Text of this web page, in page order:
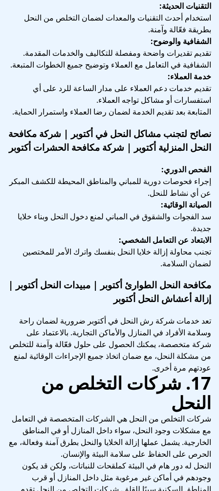
التقنيات الحديثة:
استخدام أحدث التقنيات والمعدات لضمان التخلص من النحل
بطريقة فعّالة وآمنة.
الشفافية والوضوح:
تقديم تقديرات واضحة ومفصلة للتكاليف والخدمات المقدمة.
الشفافية في التعامل مع العملاء وتوضيح جميع الخطوات المتبعة.
خدمة العملاء:
تقديم خدمات دعم العملاء على مدار الساعة للرد على أي
استفسارات أو مشاكل تواجه العملاء.
المتابعة بعد تقديم الخدمة لضمان رضا العملاء واستمرار الحماية.
نصائح لتجنب مشاكل النحل في أكتوبر | شركة مكافحة
النحل المنزلية أكتوبر | شركة مكافحة الحشرات أكتوبر
الفحص الدوري:
إجراء فحوصات دورية للمباني والمناطق المحيطة للكشف المبكر
عن أي نشاط للنحل.
الصيانة الوقائية:
سد الفجوات والشقوق في المباني لمنع دخول النحل وبناء خلايا
جديدة.
الابتعاد عن التعامل الشخصي:
تجنب محاولة إزالة خلايا النحل بنفسك واترك الأمر للمختصين
لضمان السلامة.
مكافحة النحل الطوارئ أكتوبر | مبيدات النحل أكتوبر |
إزالة أعشاش النحل أكتوبر
تعد خدمات شركة رش النحل في أكتوبر ضرورية لضمان راحة
وسلامة الأفراد في المنازل والأماكن التجارية. بالاعتماد على
شركة متخصصة، يمكنك الحصول على حلول فعّالة وآمنة للتخلص
من مشكلة النحل، مع ضمان اتخاذ جميع الإجراءات الوقائية لمنع
عودتهم مرة أخرى.
17. شركات التخلص من
النحل
شركات التخلص من النحل هي الشركات المتخصصة في التعامل
مع مشكلات وجود النحل، سواء داخل المنازل أو في المناطق
الخارجية. يشمل عملها إزالة الخلايا والنحل بطرق آمنة وفعالة، مع
الحرص على الحفاظ على سلامة البيئة والإنسان.
النحل له دور هام في البيئة كملقحات للنباتات، ولكن قد يكون
وجودهم في أماكن غير مرغوبة مثل داخل المنازل أو قرب